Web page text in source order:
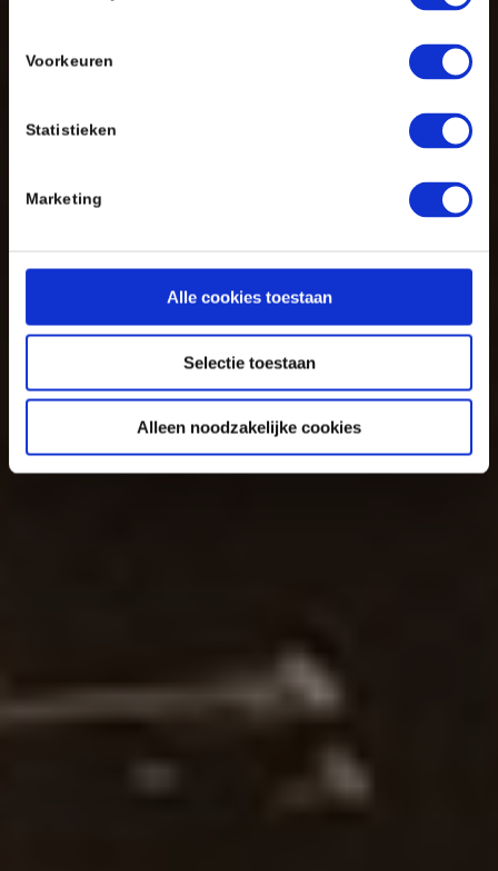
Voorkeuren
Statistieken
Marketing
Alle cookies toestaan
Selectie toestaan
Alleen noodzakelijke cookies